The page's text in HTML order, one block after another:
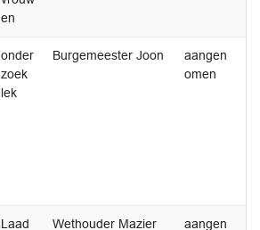
en
onder
zoek
lek
Burgemeester Joon
aangen
omen
Laad
Wethouder Mazier
aangen